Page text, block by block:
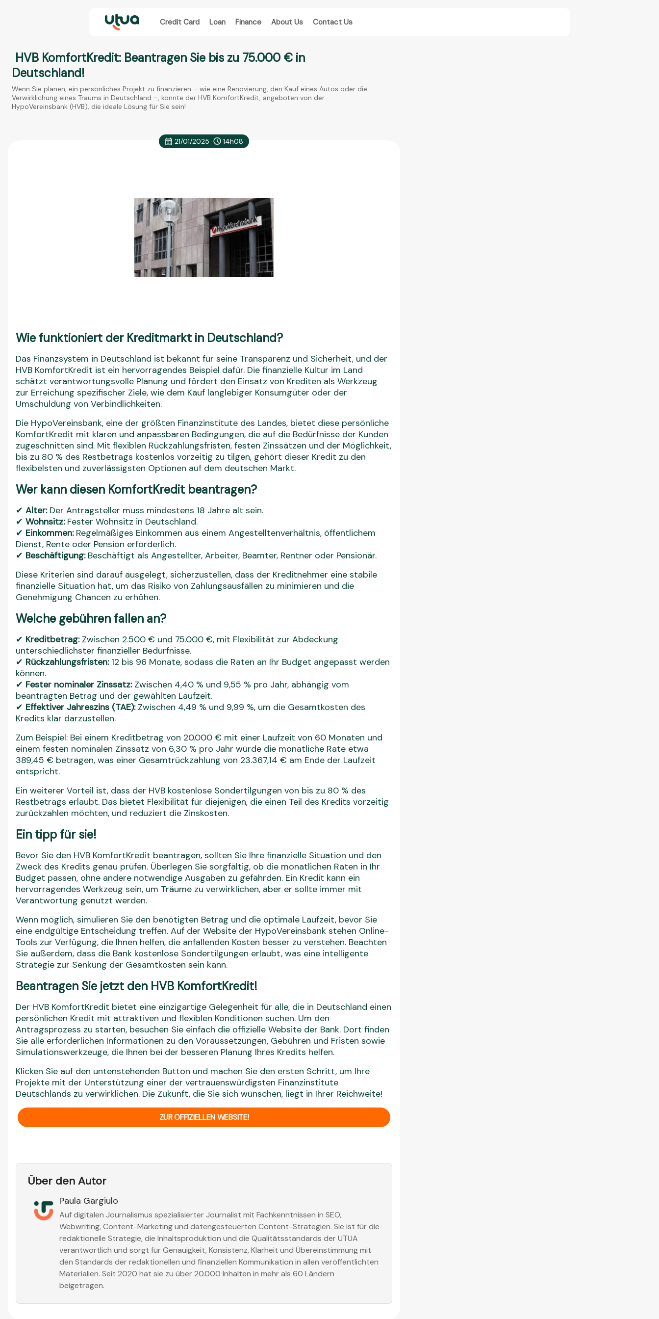
Credit Card Loan Finance About Us Contact Us
HVB KomfortKredit: Beantragen Sie bis zu 75.000 € in
Deutschland!
Wenn Sie planen, ein persönliches Projekt zu finanzieren – wie eine Renovierung, den Kauf eines Autos oder die
Verwirklichung eines Traums in Deutschland –, könnte der HVB KomfortKredit, angeboten von der
HypoVereinsbank (HVB), die ideale Lösung für Sie sein!
21/01/2025 14h08
Wie funktioniert der Kreditmarkt in Deutschland?
Das Finanzsystem in Deutschland ist bekannt für seine Transparenz und Sicherheit, und der
HVB KomfortKredit ist ein hervorragendes Beispiel dafür. Die finanzielle Kultur im Land
schätzt verantwortungsvolle Planung und fördert den Einsatz von Krediten als Werkzeug
zur Erreichung spezifischer Ziele, wie dem Kauf langlebiger Konsumgüter oder der
Umschuldung von Verbindlichkeiten.
Die HypoVereinsbank, eine der größten Finanzinstitute des Landes, bietet diese persönliche
KomfortKredit mit klaren und anpassbaren Bedingungen, die auf die Bedürfnisse der Kunden
zugeschnitten sind. Mit flexiblen Rückzahlungsfristen, festen Zinssätzen und der Möglichkeit,
bis zu 80 % des Restbetrags kostenlos vorzeitig zu tilgen, gehört dieser Kredit zu den
flexibelsten und zuverlässigsten Optionen auf dem deutschen Markt.
Wer kann diesen KomfortKredit beantragen?
✔ Alter:Der Antragsteller muss mindestens 18 Jahre alt sein.
✔ Wohnsitz:Fester Wohnsitz in Deutschland.
✔ Einkommen:Regelmäßiges Einkommen aus einem Angestelltenverhältnis, öffentlichem
Dienst, Rente oder Pension erforderlich.
✔ Beschäftigung:Beschäftigt als Angestellter, Arbeiter, Beamter, Rentner oder Pensionär.
Diese Kriterien sind darauf ausgelegt, sicherzustellen, dass der Kreditnehmer eine stabile
finanzielle Situation hat, um das Risiko von Zahlungsausfällen zu minimieren und die
Genehmigung Chancen zu erhöhen.
Welche gebühren fallen an?
✔ Kreditbetrag:Zwischen 2.500 € und 75.000 €, mit Flexibilität zur Abdeckung
unterschiedlichster finanzieller Bedürfnisse.
✔ Rückzahlungsfristen:12 bis 96 Monate, sodass die Raten an Ihr Budget angepasst werden
können.
✔ Fester nominaler Zinssatz:Zwischen 4,40 % und 9,55 % pro Jahr, abhängig vom
beantragten Betrag und der gewählten Laufzeit.
✔ Effektiver Jahreszins (TAE):Zwischen 4,49 % und 9,99 %, um die Gesamtkosten des
Kredits klar darzustellen.
Zum Beispiel: Bei einem Kreditbetrag von 20.000 € mit einer Laufzeit von 60 Monaten und
einem festen nominalen Zinssatz von 6,30 % pro Jahr würde die monatliche Rate etwa
389,45 € betragen, was einer Gesamtrückzahlung von 23.367,14 € am Ende der Laufzeit
entspricht.
Ein weiterer Vorteil ist, dass der HVB kostenlose Sondertilgungen von bis zu 80 % des
Restbetrags erlaubt. Das bietet Flexibilität für diejenigen, die einen Teil des Kredits vorzeitig
zurückzahlen möchten, und reduziert die Zinskosten.
Ein tipp für sie!
Bevor Sie den HVB KomfortKredit beantragen, sollten Sie Ihre finanzielle Situation und den
Zweck des Kredits genau prüfen. Überlegen Sie sorgfältig, ob die monatlichen Raten in Ihr
Budget passen, ohne andere notwendige Ausgaben zu gefährden. Ein Kredit kann ein
hervorragendes Werkzeug sein, um Träume zu verwirklichen, aber er sollte immer mit
Verantwortung genutzt werden.
Wenn möglich, simulieren Sie den benötigten Betrag und die optimale Laufzeit, bevor Sie
eine endgültige Entscheidung treffen. Auf der Website der HypoVereinsbank stehen Online-
Tools zur Verfügung, die Ihnen helfen, die anfallenden Kosten besser zu verstehen. Beachten
Sie außerdem, dass die Bank kostenlose Sondertilgungen erlaubt, was eine intelligente
Strategie zur Senkung der Gesamtkosten sein kann.
Beantragen Sie jetzt den HVB KomfortKredit!
Der HVB KomfortKredit bietet eine einzigartige Gelegenheit für alle, die in Deutschland einen
persönlichen Kredit mit attraktiven und flexiblen Konditionen suchen. Um den
Antragsprozess zu starten, besuchen Sie einfach die offizielle Website der Bank. Dort finden
Sie alle erforderlichen Informationen zu den Voraussetzungen, Gebühren und Fristen sowie
Simulationswerkzeuge, die Ihnen bei der besseren Planung Ihres Kredits helfen.
Klicken Sie auf den untenstehenden Button und machen Sie den ersten Schritt, um Ihre
Projekte mit der Unterstützung einer der vertrauenswürdigsten Finanzinstitute
Deutschlands zu verwirklichen. Die Zukunft, die Sie sich wünschen, liegt in Ihrer Reichweite!
ZUR OFFIZIELLEN WEBSITE!
Über den Autor
Paula Gargiulo
Auf digitalen Journalismus spezialisierter Journalist mit Fachkenntnissen in SEO,
Webwriting, Content-Marketing und datengesteuerten Content-Strategien. Sie ist für die
redaktionelle Strategie, die Inhaltsproduktion und die Qualitätsstandards der UTUA
verantwortlich und sorgt für Genauigkeit, Konsistenz, Klarheit und Übereinstimmung mit
den Standards der redaktionellen und finanziellen Kommunikation in allen veröffentlichten
Materialien. Seit 2020 hat sie zu über 20.000 Inhalten in mehr als 60 Ländern
beigetragen.